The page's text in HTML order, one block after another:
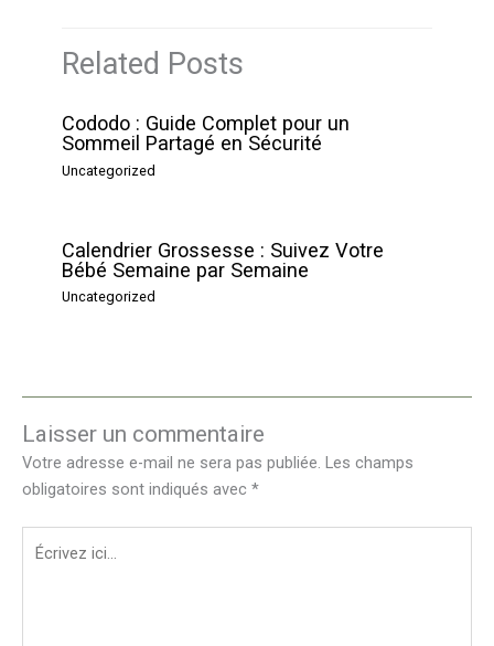
Related Posts
Cododo : Guide Complet pour un
Sommeil Partagé en Sécurité
Uncategorized
Calendrier Grossesse : Suivez Votre
Bébé Semaine par Semaine
Uncategorized
Laisser un commentaire
Votre adresse e-mail ne sera pas publiée. Les champs
obligatoires sont indiqués avec *
Écrivez
ici…